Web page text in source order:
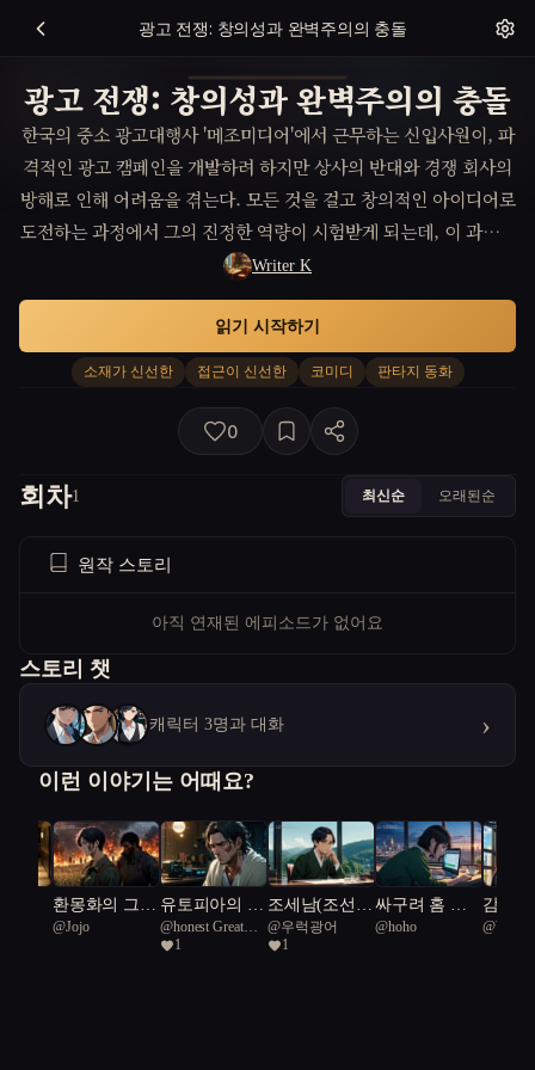
광고 전쟁: 창의성과 완벽주의의 충돌
광고 전쟁: 창의성과 완벽주의의 충돌
한국의 중소 광고대행사 '메조미디어'에서 근무하는 신입사원이, 파
격적인 광고 캠페인을 개발하려 하지만 상사의 반대와 경쟁 회사의
방해로 인해 어려움을 겪는다. 모든 것을 걸고 창의적인 아이디어로
도전하는 과정에서 그의 진정한 역량이 시험받게 되는데, 이 과정에
서 우정, 사랑, 직업의 균형을 어떻게 잡을지에 대한 이야기.
Writer K
소재가 신선한 접근이 신선한 코미디 판타지 동화
읽기 시작하기
0
회차1 최신순 오래된순
원작 스토리
아직 연재된 에피소드가 없어요
스토리 챗
캐릭터 3명과 대화 ›
이런 이야기는 어때요?
환몽화의 그림
자 아래 아이
@Jojo
유토피아의 그
림자
@honest Great
White Shark 83
1
조세남(조선을
세운 남자)
@우럭광어
1
싸구려 홈 시
스템을 쓰다
@hoho
감정
인
@Writer